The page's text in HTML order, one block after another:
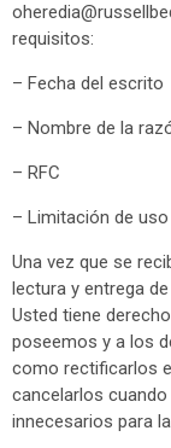
requisitos:
– Fecha del escrito
– Nombre de la
– RFC
– Limitación de
Una vez que se
lectura y entrega
Usted tiene
poseemos y a los
como rectificarlos
cancelarlos
innecesarios para